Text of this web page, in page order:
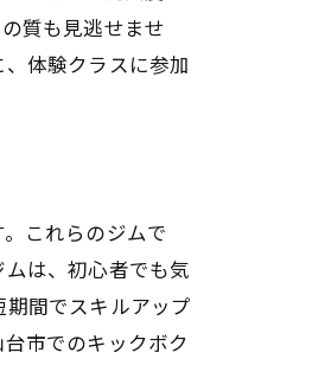
質も見逃せませ
体験クラスに参加
これらのジムで
は、初心者でも気
間でスキルアップ
市でのキックボク